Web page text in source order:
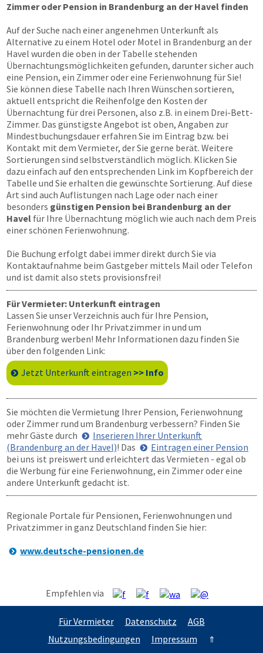
Zimmer oder Pension in Brandenburg an der Havel finden
Auf der Suche nach einer angenehmen Unterkunft als
Alternative zu einem Hotel oder Motel in Brandenburg an der
Havel wurden die oben in der Tabelle stehenden
Übernachtungsmöglichkeiten gefunden, darunter sicher auch
eine Pension, ein Zimmer oder eine Ferienwohnung für Sie!
Sie können diese Tabelle nach Ihren Wünschen sortieren,
aktuell entspricht die Reihenfolge den Kosten der
Übernachtung für drei Personen, also z.B. in einem Drei-Bett-
Zimmer. Das günstigste Angebot ist oben, Angaben zur
Mindestbuchungsdauer erfahren Sie im Eintrag bzw. bei
Kontakt mit dem Vermieter, der Sie gerne berät. Weitere
Sortierungen sind selbstverständlich möglich. Klicken Sie
dazu einfach auf den entsprechenden Link im Kopfbereich der
Tabelle und Sie erhalten die gewünschte Sortierung. Auf diese
Art sind auch Auflistungen nach Lage oder nach einer
besonders günstigen Pension bei Brandenburg an der
Havel für Ihre Übernachtung möglich wie auch nach dem Preis
einer schönen Ferienwohnung.
Die Buchung erfolgt dabei immer direkt durch Sie via
Kontaktaufnahme beim Gastgeber mittels Mail oder Telefon
und ist damit also stets provisionsfrei!
Für Vermieter: Unterkunft eintragen
Lassen Sie unser Verzeichnis auch für Ihre Pension,
Ferienwohnung oder Ihr Privatzimmer in und um
Brandenburg werben! Mehr Informationen dazu finden Sie
über den folgenden Link:
Jetzt Unterkunft eintragen >> Info
Sie möchten die Vermietung Ihrer Pension, Ferienwohnung
oder Zimmer rund um Brandenburg verbessern? Finden Sie
mehr Gäste durch
Inserieren Ihrer Unterkunft
(Brandenburg an der Havel)! Das
Eintragen einer Pension
bei uns ist preiswert und erleichtert das Vermieten - egal ob
die Werbung für eine Ferienwohnung, ein Zimmer oder eine
andere Unterkunft gedacht ist.
Regionale Portale für Pensionen, Ferienwohnungen und
Privatzimmer in ganz Deutschland finden Sie hier:
www.deutsche-pensionen.de
Empfehlen via
Für Vermieter Datenschutz
AGB
Nutzungsbedingungen
Impressum ⇑